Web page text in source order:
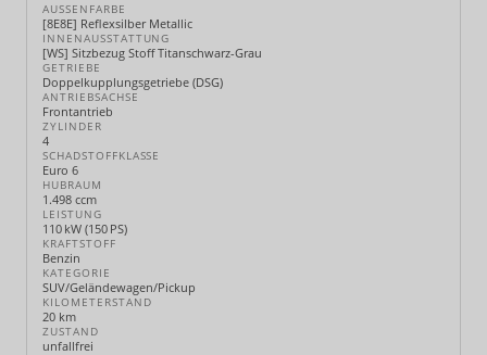
AUSSENFARBE
[8E8E] Reflexsilber Metallic
INNENAUSSTATTUNG
[WS] Sitzbezug Stoff Titanschwarz-Grau
GETRIEBE
Doppelkupplungsgetriebe (DSG)
ANTRIEBSACHSE
Frontantrieb
ZYLINDER
4
SCHADSTOFFKLASSE
Euro 6
HUBRAUM
1.498 ccm
LEISTUNG
110 kW (150 PS)
KRAFTSTOFF
Benzin
KATEGORIE
SUV/Geländewagen/Pickup
KILOMETERSTAND
20 km
ZUSTAND
unfallfrei